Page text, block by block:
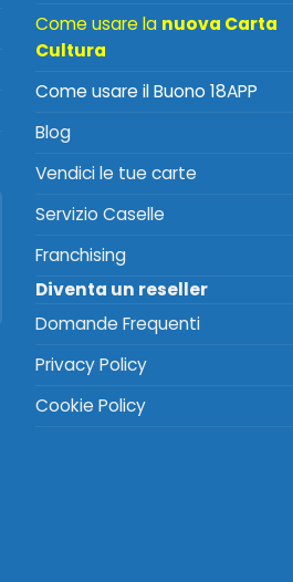
Come usare la nuova Carta
Cultura
Come usare il Buono 18APP
Blog
Vendici le tue carte
Servizio Caselle
Franchising
Diventa un reseller
Domande Frequenti
Privacy Policy
Cookie Policy